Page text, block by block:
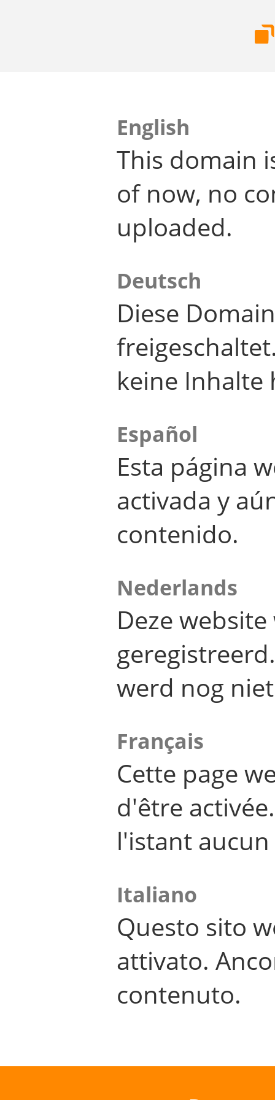
English
This domain
of now, no
uploaded.
Deutsch
Diese
keine Inhalte
Español
Esta página
activada y
contenido.
Nederlands
Deze
werd nog
Français
Cette page
d'être
l'istant
Italiano
Questo sito
attivato.
contenuto.